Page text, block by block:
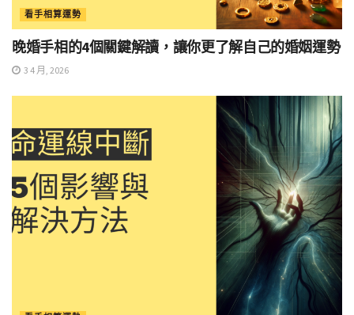
看手相算運勢
晚婚手相的4個關鍵解讀，讓你更了解自己的婚姻運勢
3 4 月, 2026